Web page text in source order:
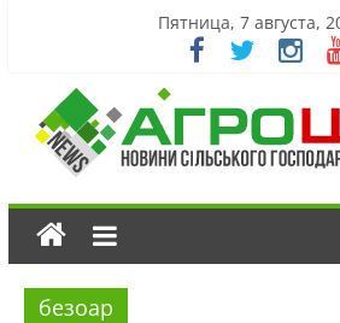
Пятница, 7 августа,
безоар